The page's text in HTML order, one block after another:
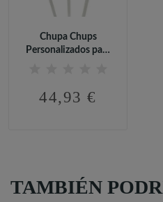
Chupa Chups
Personalizados para
44,93 €
TAMBIÉN